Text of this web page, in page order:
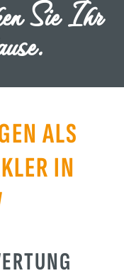
Sie Ihr
ALS
IN